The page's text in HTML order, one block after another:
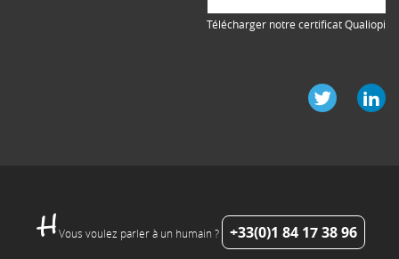
Télécharger notre certificat Qualiopi
Vous voulez parler à un humain ? +33(0)1 84 17 38 96